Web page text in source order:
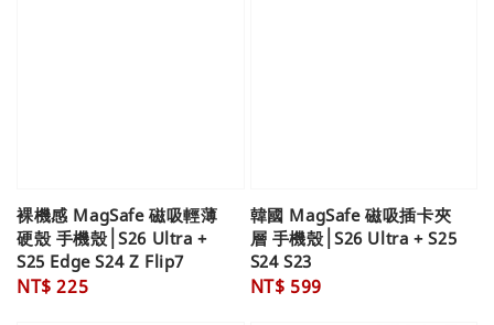
裸機感 MagSafe 磁吸輕薄
硬殼 手機殼│S26 Ultra +
S25 Edge S24 Z Flip7
Regular
NT$ 225
韓國 MagSafe 磁吸插卡夾
層 手機殼│S26 Ultra + S25
S24 S23
Regular
NT$ 599